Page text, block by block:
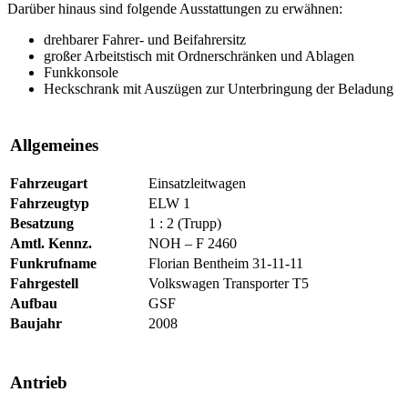
Darüber hinaus sind folgende Ausstattungen zu erwähnen:
drehbarer Fahrer- und Beifahrersitz
großer Arbeitstisch mit Ordnerschränken und Ablagen
Funkkonsole
Heckschrank mit Auszügen zur Unterbringung der Beladung
Allgemeines
Fahrzeugart
Einsatzleitwagen
Fahrzeugtyp
ELW 1
Besatzung
1 : 2 (Trupp)
Amtl. Kennz.
NOH – F 2460
Funkrufname
Florian Bentheim 31-11-11
Fahrgestell
Volkswagen Transporter T5
Aufbau
GSF
Baujahr
2008
Antrieb